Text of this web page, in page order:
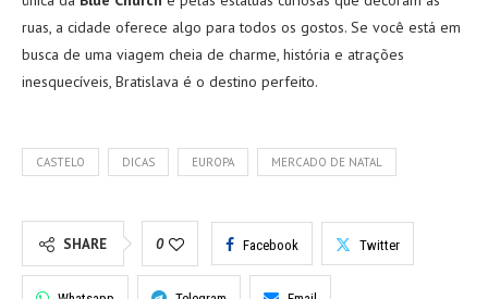
ruas, a cidade oferece algo para todos os gostos. Se você está em
busca de uma viagem cheia de charme, história e atrações
inesquecíveis, Bratislava é o destino perfeito.
CASTELO DICAS EUROPA MERCADO DE NATAL
SHARE 0 Facebook Twitter